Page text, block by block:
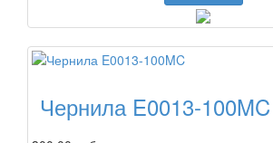
Чернила E0013-100MC